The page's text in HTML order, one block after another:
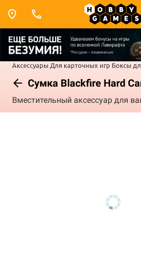
Аксессуары Для карточных игр Боксы
Сумка Blackfire Hard
Вместительный аксессуар для